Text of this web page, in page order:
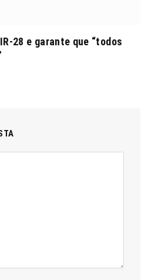
28 e garante que “todos